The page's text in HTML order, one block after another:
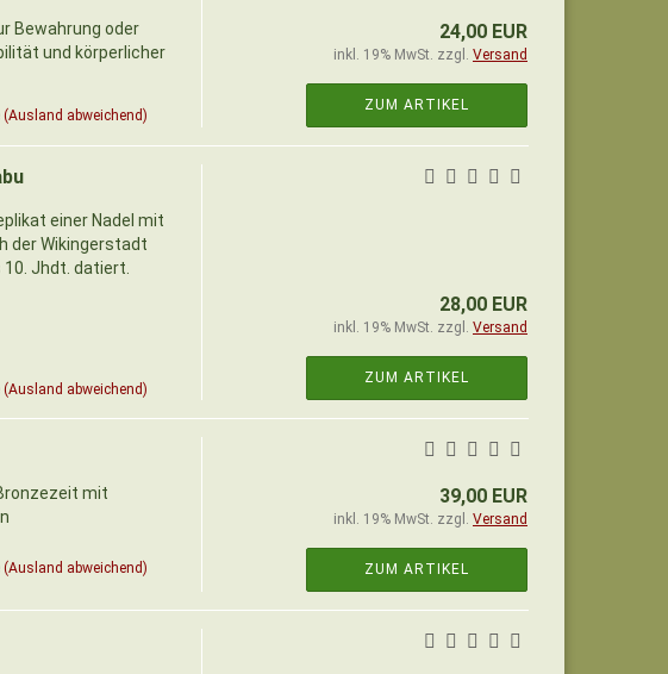
Bewahrung oder
und körperlicher
(Ausland abweichend)
24,00 EUR
inkl. 19% MwSt. zzgl. Versand
ZUM ARTIKEL
einer Nadel mit
der Wikingerstadt
Jhdt. datiert.
(Ausland abweichend)
28,00 EUR
inkl. 19% MwSt. zzgl. Versand
ZUM ARTIKEL
mit
(Ausland abweichend)
39,00 EUR
inkl. 19% MwSt. zzgl. Versand
ZUM ARTIKEL